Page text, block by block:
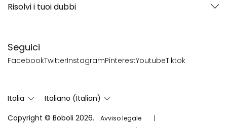
Seguici
FacebookTwitterInstagramPinterestYoutubeTiktok
Risolvi i tuoi dubbi
Italia
Italiano (Italian)
Copyright © Boboli 2026.
Avviso legale